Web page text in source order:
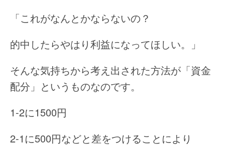
「これがなんとかならないの？
的中したらやはり利益になってほしい。」
そんな気持ちから考え出された方法が「資金
配分」というものなのです。
1-2に1500円
2-1に500円などと差をつけることにより